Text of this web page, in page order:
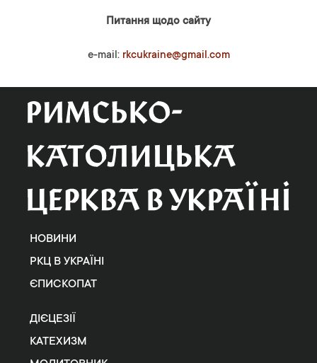
Питання щодо сайту
e-mail: rkcukraine@gmail.com
НОВИНИ
РКЦ В УКРАЇНІ
ЄПИСКОПАТ
ДІЄЦЕЗІЇ
КАТЕХИЗМ